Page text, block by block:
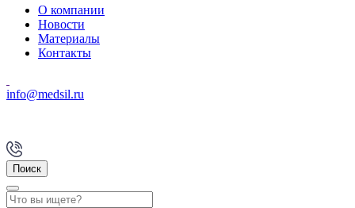
О компании
Новости
Материалы
Контакты
info@medsil.ru
Поиск